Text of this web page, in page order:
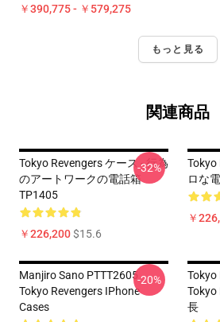
￥390,775 - ￥579,275
もっと見る
関連商品
Tokyo Revengers ケース - 行為
のアートワークの電話箱
TP1405
￥226,200$15.6
-32%
Tokyo
ロな
￥
Manjiro Sano PTTT2605
Tokyo Revengers IPhone
Cases
-20%
Tokyo
Tokyo
長